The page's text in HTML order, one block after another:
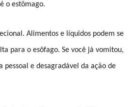
o estômago.
Alimentos e líquidos podem se
para o esôfago. Se você já vomitou,
pessoal e desagradável da ação de